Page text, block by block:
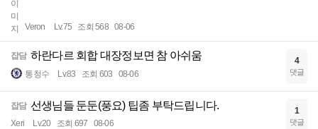
Veron Lv.75 조회 568 08-06
잡담 하란다르 회합 대장정보면 참 아쉬움
통청수 Lv.83 조회 603 08-06
4
댓글
잡담 선생님들 둔둔(풍요) 팁좀 부탁드립니다.
Xeri Lv.20 조회 697 08-06
1
댓글